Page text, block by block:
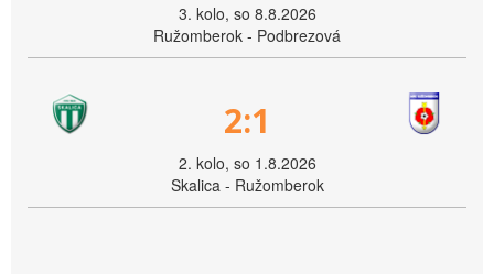
3. kolo, so 8.8.2026
Ružomberok - Podbrezová
2:1
2. kolo, so 1.8.2026
Skalica - Ružomberok